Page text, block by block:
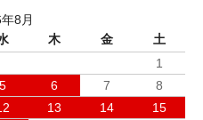
8月
木 金
土
1
5 6 7
8
13 14
15